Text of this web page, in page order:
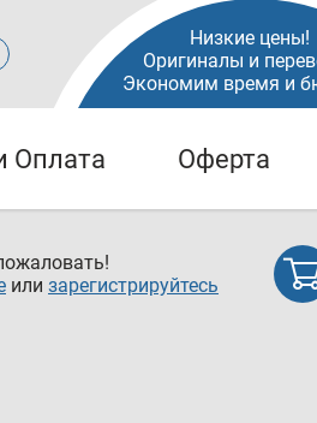
Низкие цены!
Оригиналы и
Экономим время и
Оплата Оферта
или зарегистрируйтесь